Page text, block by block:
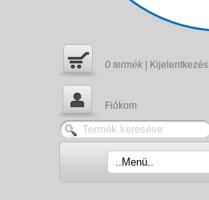
0 termék Kijelentkezés
Fiókom